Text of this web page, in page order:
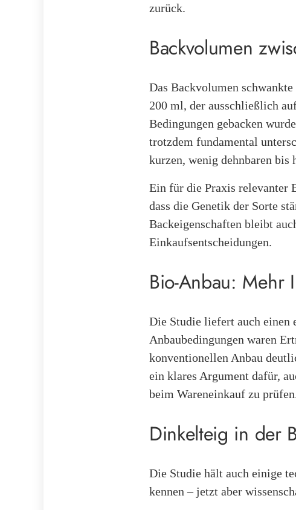
zurück.
Backvolumen
Das Backvolumen
200 ml, der ausschließlich
Bedingungen gebacken
trotzdem fundamental
kurzen, wenig dehnbaren
Ein für die Praxis relevanter
dass die Genetik der Sorte
Backeigenschaften bleibt
Einkaufsentscheidungen.
Bio-Anbau: Mehr
Die Studie liefert auch einen
Anbaubedingungen waren
konventionellen Anbau
ein klares Argument dafür,
beim Wareneinkauf zu
Dinkelteig in der
Die Studie hält auch einige
kennen – jetzt aber